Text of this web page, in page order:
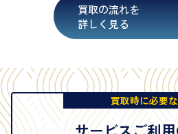
買取の流れを
詳しく見る
買取時に必要